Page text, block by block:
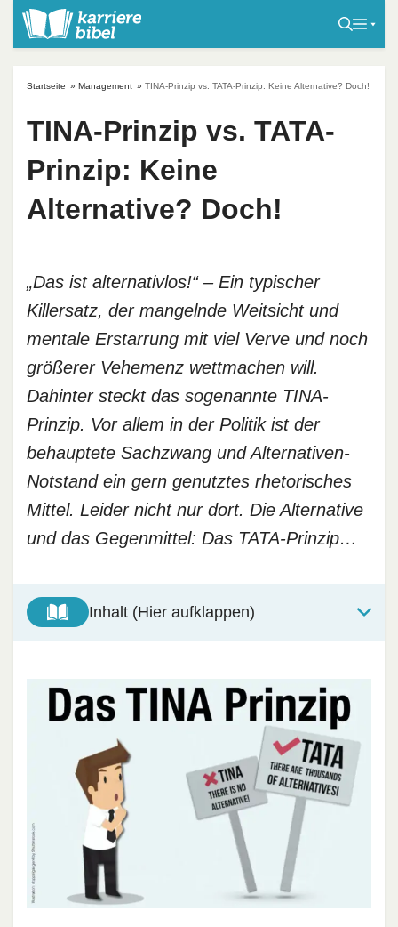
Startseite » Management » TINA-Prinzip vs. TATA-Prinzip: Keine Alternative? Doch!
TINA-Prinzip vs. TATA-
Prinzip: Keine
Alternative? Doch!
„Das ist alternativlos!“ – Ein typischer
Killersatz, der mangelnde Weitsicht und
mentale Erstarrung mit viel Verve und noch
größerer Vehemenz wettmachen will.
Dahinter steckt das sogenannte TINA-
Prinzip. Vor allem in der Politik ist der
behauptete Sachzwang und Alternativen-
Notstand ein gern genutztes rhetorisches
Mittel. Leider nicht nur dort. Die Alternative
und das Gegenmittel: Das TATA-Prinzip…
Inhalt (Hier aufklappen)